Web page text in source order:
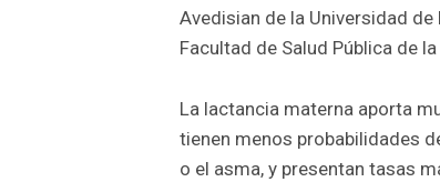
Avedisian de la Universidad
Facultad de Salud Pública de
La lactancia materna aporta
tienen menos probabilidades
o el asma, y presentan tasas